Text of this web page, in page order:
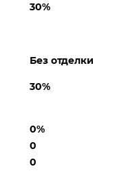
30%
Без отделки
30%
0%
0
0